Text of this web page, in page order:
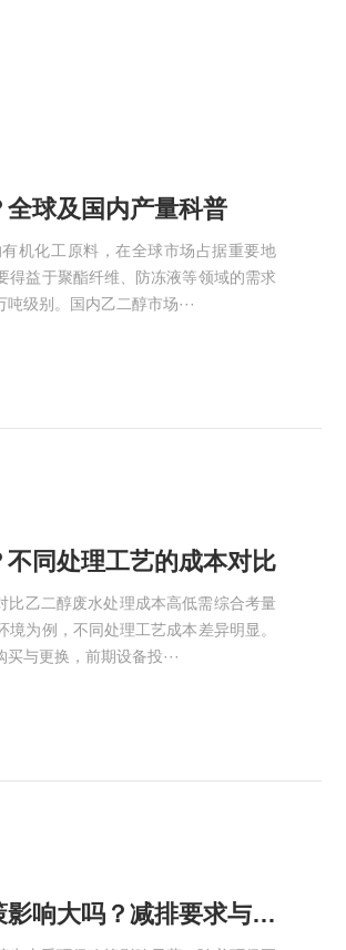
球及国内产量科普
机化工原料，在全球市场占据重要地
得益于聚酯纤维、防冻液等领域的需求
级别。国内乙二醇市场···
同处理工艺的成本对比​
比乙二醇废水处理成本高低需综合考量
为例，不同处理工艺成本差异明显。
与更换，前期设备投···
兴宁工业乙二醇生产受环保政策影响大吗？减排要求与工艺调整